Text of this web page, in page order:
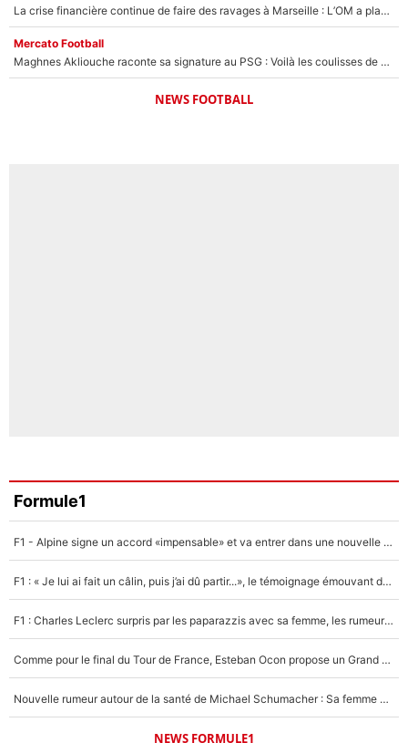
La crise financière continue de faire des ravages à Marseille : L’OM a placé 12 joueurs sur le marché des transferts… et ça pourrait lui rapporter près de 100M€ !
Mercato Football
Maghnes Akliouche raconte sa signature au PSG : Voilà les coulisses de son transfert de rêve à 50M€
NEWS FOOTBALL
Formule1
F1 - Alpine signe un accord «impensable» et va entrer dans une nouvelle dimension : Grande nouvelle pour Pierre Gasly !
F1 : « Je lui ai fait un câlin, puis j’ai dû partir...», le témoignage émouvant de Max Verstappen sur sa fille
F1 : Charles Leclerc surpris par les paparazzis avec sa femme, les rumeurs étaient vraies !
Comme pour le final du Tour de France, Esteban Ocon propose un Grand Prix de Formule 1 à Paris : «Autour de l’Arc de Triomphe, ce serait génial» !
Nouvelle rumeur autour de la santé de Michael Schumacher : Sa femme Corinna sort du silence
NEWS FORMULE1